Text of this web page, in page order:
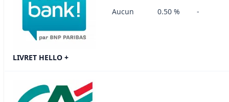
LIVRET HELLO +
Aucun 0.50 % -